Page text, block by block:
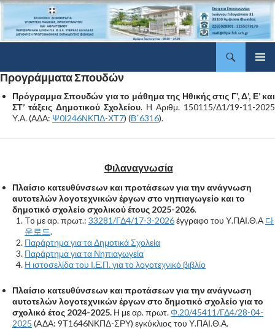
σε
Προγράμματα Σπουδών
Πρόγραμμα Σπουδών για το μάθημα της Ηθικής στις Γ’, Δ’, Ε’ και
ΣΤ’ τάξεις Δημοτικού Σχολείου. Η Αριθμ. 150115/Δ1/19-11-2025
Υ.Α. (ΑΔΑ: Ψ0Ι246ΝΚΠΔ-ΧΤ7) (Β΄6316).
Φιλαναγνωσία
Πλαίσιο κατευθύνσεων και προτάσεων για την ανάγνωση
αυτοτελών λογοτεχνικών έργων στο νηπιαγωγείο και το
δημοτικό σχολείο σχολικού έτους 2025-2026.
To με αρ. πρωτ.: 33281/ΓΔ4/17-3-2026έγγραφο του Υ.ΠΑΙ.Θ.Α 다
운로드.
Παράρτημα για τα Δημοτικά Σχολεία
Παράρτημα για τα Νηπιαγωγεία
Η ιστοσελίδα του Ι.Ε.Π. για το λογοτεχνικό βιβλίο
Πλαίσιο κατευθύνσεων και προτάσεων για την ανάγνωση
αυτοτελών λογοτεχνικών έργων στο δημοτικό σχολείο για το
σχολικό έτος 2024-2025. Η με αρ. πρωτ.Φ.20/45411/ΓΔ4/28-04-
2025 (AΔΑ: 9Τ1646ΝΚΠΔ-ΣΡΥ) εγκύκλιος του Υ.ΠΑΙ.Θ.Α.